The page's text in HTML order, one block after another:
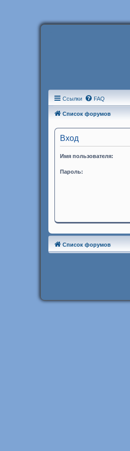
Ссылки FAQ
Список форумов
Вход
Имя пользователя:
Пароль:
Список форумов